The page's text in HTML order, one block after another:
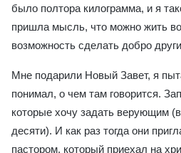
было полтора килограмма, и я
пришла мысль, что можно жить
возможность сделать добро
Мне подарили Новый Завет, я
понимал, о чем там говорится.
которые хочу задать верующим
десяти). И как раз тогда они
пастором, который приехал на